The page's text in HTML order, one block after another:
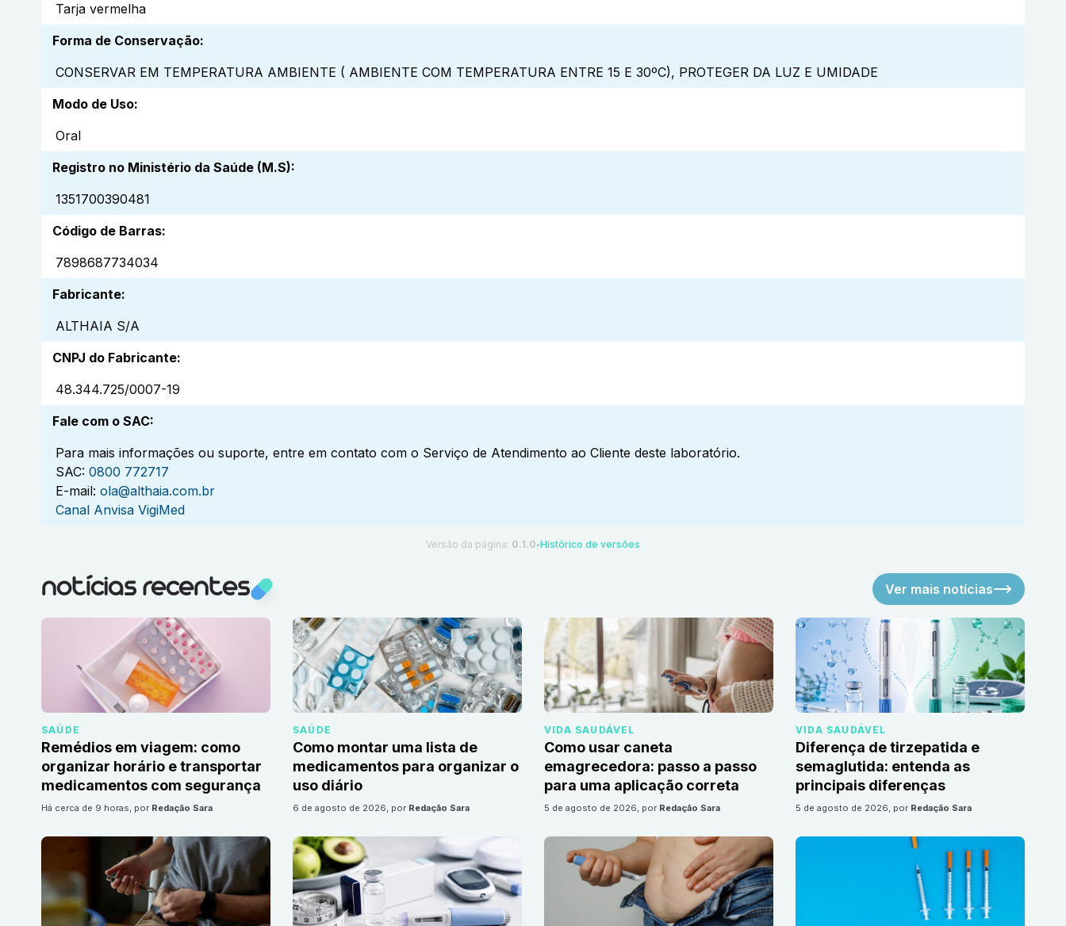
Tarja vermelha
Forma de Conservação:
CONSERVAR EM TEMPERATURA AMBIENTE ( AMBIENTE COM TEMPERATURA ENTRE 15 E 30ºC), PROTEGER DA LUZ E UMIDADE
Modo de Uso:
Oral
Registro no Ministério da Saúde (M.S):
1351700390481
Código de Barras:
7898687734034
Fabricante:
ALTHAIA S/A
CNPJ do Fabricante:
48.344.725/0007-19
Fale com o SAC:
Para mais informações ou suporte, entre em contato com o Serviço de Atendimento ao Cliente deste laboratório.
SAC: 0800 772717
E-mail: ola@althaia.com.br
Canal Anvisa VigiMed
Versão da página: 0.1.0 ●Histórico de versões
notícias recentes Ver mais notícias
SAÚDE
Remédios em viagem: como
organizar horário e transportar
medicamentos com segurança
há cerca de 9 horas, por Redação Sara
SAÚDE
Como montar uma lista de
medicamentos para organizar o
uso diário
6 de agosto de 2026, por Redação Sara
VIDA SAUDÁVEL
Como usar caneta
emagrecedora: passo a passo
para uma aplicação correta
5 de agosto de 2026, por Redação Sara
VIDA SAUDÁVEL
Diferença de tirzepatida e
semaglutida: entenda as
principais diferenças
5 de agosto de 2026, por Redação Sara